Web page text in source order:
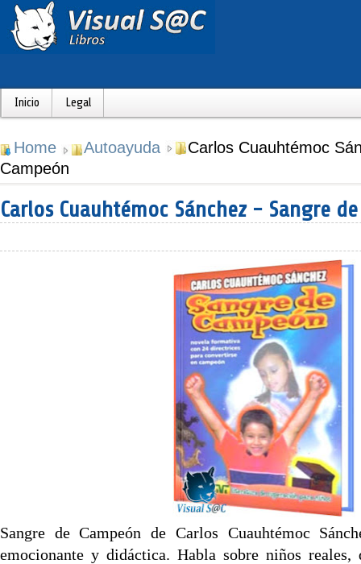
Inicio Legal
Home Autoayuda
Carlos Cuauhtémoc
Campeón
Carlos Cuauhtémoc Sánchez - Sangre
Sangre de Campeón de Carlos Cuauhtémoc
emocionante y didáctica. Habla sobre niños reales,